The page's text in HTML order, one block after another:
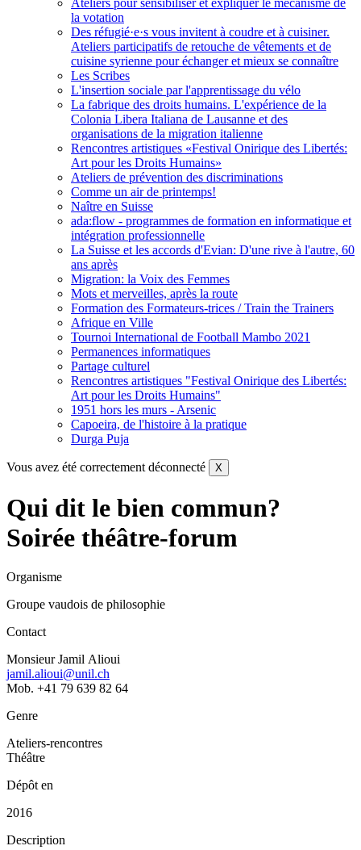
la votation
Des réfugié·e·s vous invitent à coudre et à cuisiner.
Ateliers participatifs de retouche de vêtements et de
cuisine syrienne pour échanger et mieux se connaître
Les Scribes
L'insertion sociale par l'apprentissage du vélo
La fabrique des droits humains. L'expérience de la
Colonia Libera Italiana de Lausanne et des
organisations de la migration italienne
Rencontres artistiques «Festival Onirique des Libertés:
Art pour les Droits Humains»
Ateliers de prévention des discriminations
Comme un air de printemps!
Naître en Suisse
ada:flow - programmes de formation en informatique et
intégration professionnelle
La Suisse et les accords d'Evian: D'une rive à l'autre, 60
ans après
Migration: la Voix des Femmes
Mots et merveilles, après la route
Formation des Formateurs-trices / Train the Trainers
Afrique en Ville
Tournoi International de Football Mambo 2021
Permanences informatiques
Partage culturel
Rencontres artistiques "Festival Onirique des Libertés:
Art pour les Droits Humains"
1951 hors les murs - Arsenic
Capoeira, de l'histoire à la pratique
Durga Puja
Vous avez été correctement déconnecté X
Qui dit le bien commun?
Soirée théâtre-forum
Organisme
Groupe vaudois de philosophie
Contact
Monsieur Jamil Alioui
jamil.alioui@unil.ch
Mob. +41 79 639 82 64
Genre
Ateliers-rencontres
Théâtre
Dépôt en
2016
Description